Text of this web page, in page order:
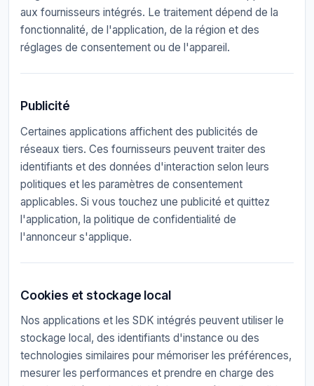
aux fournisseurs intégrés. Le traitement dépend de la
fonctionnalité, de l'application, de la région et des
réglages de consentement ou de l'appareil.
Publicité
Certaines applications affichent des publicités de
réseaux tiers. Ces fournisseurs peuvent traiter des
identifiants et des données d'interaction selon leurs
politiques et les paramètres de consentement
applicables. Si vous touchez une publicité et quittez
l'application, la politique de confidentialité de
l'annonceur s'applique.
Cookies et stockage local
Nos applications et les SDK intégrés peuvent utiliser le
stockage local, des identifiants d'instance ou des
technologies similaires pour mémoriser les préférences,
mesurer les performances et prendre en charge des